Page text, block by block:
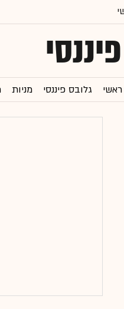
ראשי גלובס פיננסי מניות